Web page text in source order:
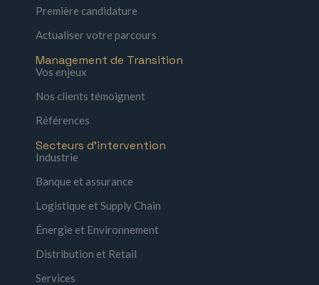
Première candidature
Actualiser votre parcours
Management de Transition
Vos enjeux
Nos clients témoignent
Références
Secteurs d'intervention
Industrie
Banque et assurance
Logistique et Supply Chain
Énergie et Environnement
Distribution et Retail
Services